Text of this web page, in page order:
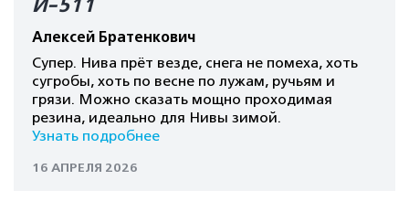
И-511
Алексей Братенкович
Супер. Нива прёт везде, снега не помеха, хоть
сугробы, хоть по весне по лужам, ручьям и
грязи. Можно сказать мощно проходимая
резина, идеально для Нивы зимой.
Узнать подробнее
16 АПРЕЛЯ 2026